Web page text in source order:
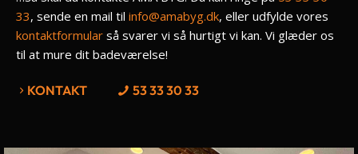
33, sende en mail til info@amabyg.dk, eller udfylde vores
kontaktformular så svarer vi så hurtigt vi kan. Vi glæder os
til at mure dit badeværelse!
KONTAKT 53 33 30 33